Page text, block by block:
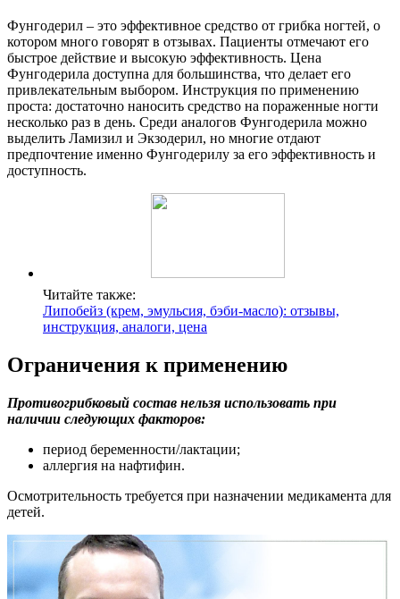
Липобейз (крем, эмульсия, бэби-масло): отзывы,
инструкция, аналоги, цена
Ограничения к применению
Противогрибковый состав нельзя использовать при
наличии следующих факторов:
период беременности/лактации;
Осмотрительность требуется при назначении медикамента для
Инструкция по применению
Фармакологический раствор предназначен только для
местных обработок.